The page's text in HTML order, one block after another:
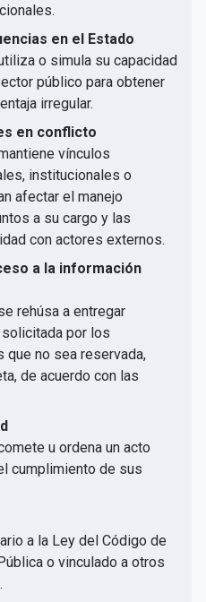
en el Estado
o simula su capacidad
público para obtener
irregular.
en conflicto
vínculos
institucionales o
afectar el manejo
a su cargo y las
con actores externos.
a la información
rehúsa a entregar
por los
que no sea reservada,
de acuerdo con las
u ordena un acto
cumplimiento de sus
a la Ley del Código de
o vinculado a otros